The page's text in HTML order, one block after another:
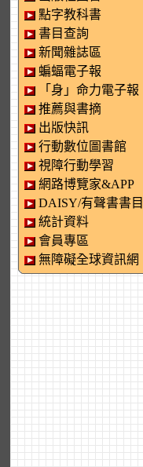
點字教科書
書目查詢
新聞雜誌區
蝙蝠電子報
「身」命力電子報
推薦與書摘
出版快訊
行動數位圖書館
視障行動學習
網路博覽家&APP
DAISY/有聲書書目
統計資料
會員專區
無障礙全球資訊網